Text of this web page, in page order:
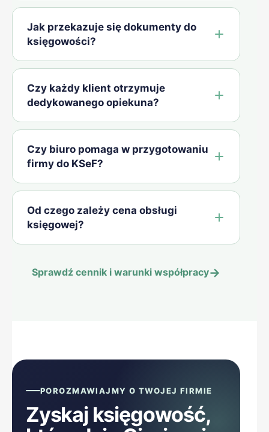
Jak przekazuje się dokumenty do
księgowości?
Czy każdy klient otrzymuje
dedykowanego opiekuna?
Czy biuro pomaga w przygotowaniu
firmy do KSeF?
Od czego zależy cena obsługi
księgowej?
Sprawdź cennik i warunki współpracy→
POROZMAWIAJMY O TWOJEJ FIRMIE
Zyskaj księgowość,